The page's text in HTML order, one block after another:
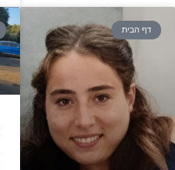
דף הבית